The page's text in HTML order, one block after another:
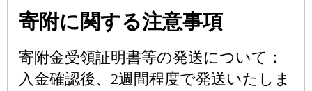
寄附に関する注意事項
寄附金受領証明書等の発送について：
入金確認後、2週間程度で発送いたしま